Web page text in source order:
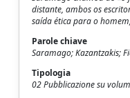
distante, ambos os
saída ética para o
Parole chiave
Saramago; Kazantzakis;
Tipologia
02 Pubblicazione su